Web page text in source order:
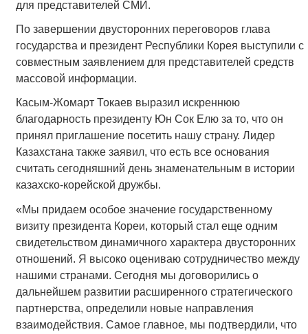
для представителей СМИ.
По завершении двусторонних переговоров глава
государства и президент Республики Корея выступили с
совместным заявлением для представителей средств
массовой информации.
Касым-Жомарт Токаев выразил искреннюю
благодарность президенту Юн Сок Елю за то, что он
принял приглашение посетить нашу страну. Лидер
Казахстана также заявил, что есть все основания
считать сегодняшний день знаменательным в истории
казахско-корейской дружбы.
«Мы придаем особое значение государственному
визиту президента Кореи, который стал еще одним
свидетельством динамичного характера двусторонних
отношений. Я высоко оцениваю сотрудничество между
нашими странами. Сегодня мы договорились о
дальнейшем развитии расширенного стратегического
партнерства, определили новые направления
взаимодействия. Самое главное, мы подтвердили, что